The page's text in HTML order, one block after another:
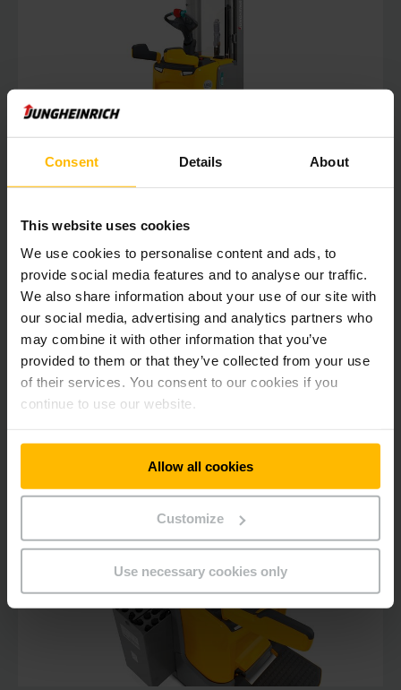
Consent Details About
This website uses cookies
We use cookies to personalise content and ads, to
provide social media features and to analyse our traffic.
We also share information about your use of our site with
our social media, advertising and analytics partners who
may combine it with other information that you’ve
provided to them or that they’ve collected from your use
of their services. You consent to our cookies if you
continue to use our website.
Allow all cookies
Customize
Use necessary cookies only